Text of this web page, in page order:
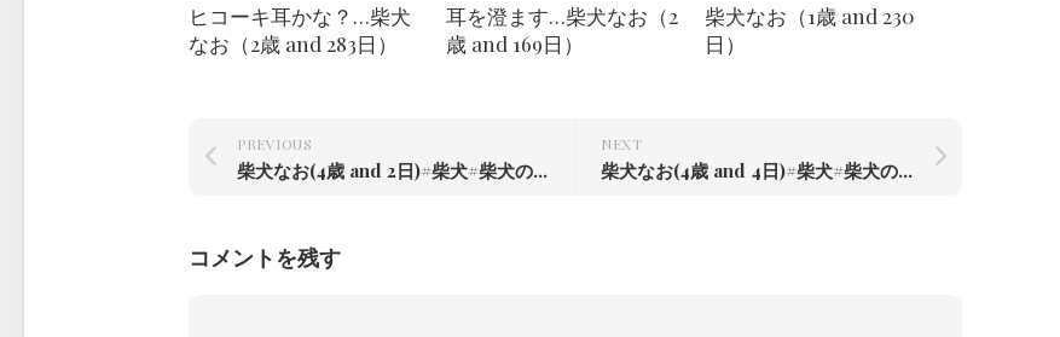
ヒコーキ耳かな？…柴犬
なお（2歳 and 283日）
耳を澄ます…柴犬なお（2
歳 and 169日）
柴犬なお（1歳 and 230
日）
NEXT
柴犬なお(4歳 and 4日)#柴犬#柴犬のいる暮らし #赤根川辰巳荘出身 – from Instagram
PREVIOUS
柴犬なお(4歳 and 2日)#柴犬#柴犬のいる暮らし #赤根川辰巳荘出身 – from Instagram
コメントを残す